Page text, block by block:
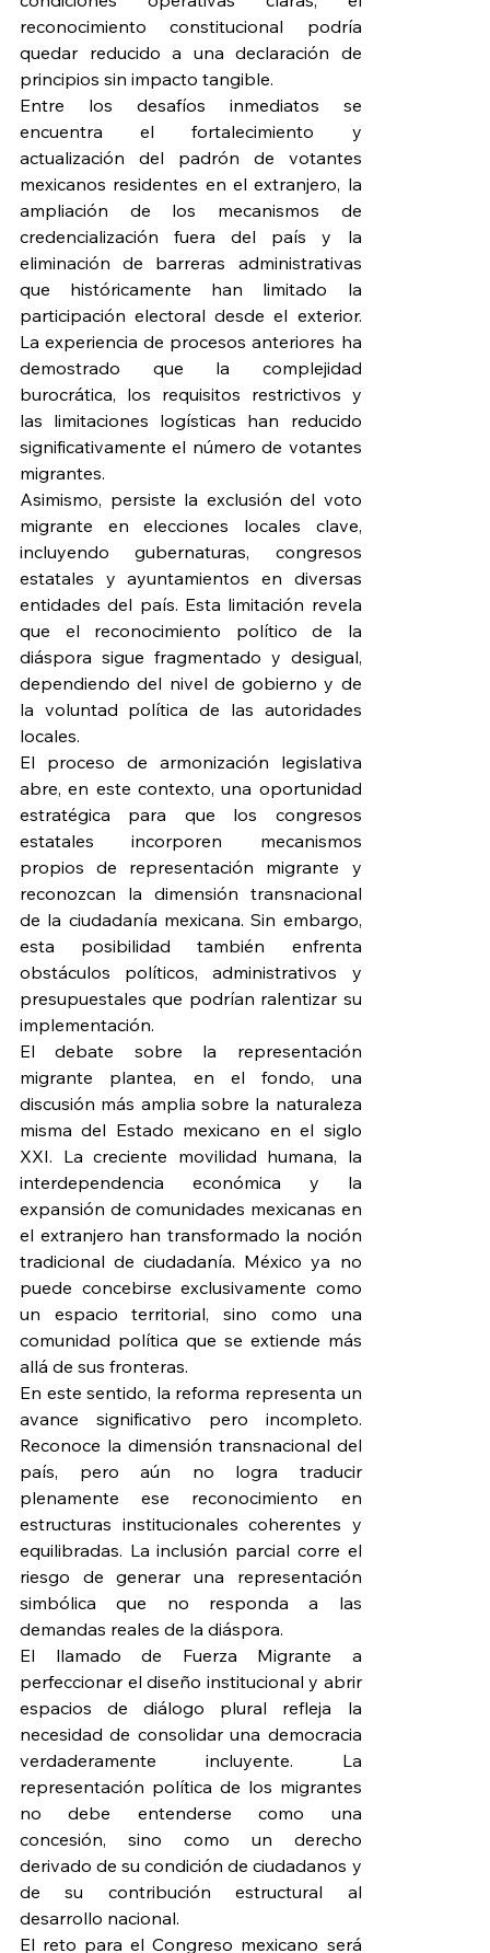
reconocimiento constitucional podría
quedar reducido a una declaración de
principios sin impacto tangible.
Entre los desafíos inmediatos se
encuentra el fortalecimiento y
actualización del padrón de votantes
mexicanos residentes en el extranjero, la
ampliación de los mecanismos de
credencialización fuera del país y la
eliminación de barreras administrativas
que históricamente han limitado la
participación electoral desde el exterior.
La experiencia de procesos anteriores ha
demostrado que la complejidad
burocrática, los requisitos restrictivos y
las limitaciones logísticas han reducido
significativamente el número de votantes
migrantes.
Asimismo, persiste la exclusión del voto
migrante en elecciones locales clave,
incluyendo gubernaturas, congresos
estatales y ayuntamientos en diversas
entidades del país. Esta limitación revela
que el reconocimiento político de la
diáspora sigue fragmentado y desigual,
dependiendo del nivel de gobierno y de
la voluntad política de las autoridades
locales.
El proceso de armonización legislativa
abre, en este contexto, una oportunidad
estratégica para que los congresos
estatales incorporen mecanismos
propios de representación migrante y
reconozcan la dimensión transnacional
de la ciudadanía mexicana. Sin embargo,
esta posibilidad también enfrenta
obstáculos políticos, administrativos y
presupuestales que podrían ralentizar su
implementación.
El debate sobre la representación
migrante plantea, en el fondo, una
discusión más amplia sobre la naturaleza
misma del Estado mexicano en el siglo
XXI. La creciente movilidad humana, la
interdependencia económica y la
expansión de comunidades mexicanas en
el extranjero han transformado la noción
tradicional de ciudadanía. México ya no
puede concebirse exclusivamente como
un espacio territorial, sino como una
comunidad política que se extiende más
allá de sus fronteras.
En este sentido, la reforma representa un
avance significativo pero incompleto.
Reconoce la dimensión transnacional del
país, pero aún no logra traducir
plenamente ese reconocimiento en
estructuras institucionales coherentes y
equilibradas. La inclusión parcial corre el
riesgo de generar una representación
simbólica que no responda a las
demandas reales de la diáspora.
El llamado de Fuerza Migrante a
perfeccionar el diseño institucional y abrir
espacios de diálogo plural refleja la
necesidad de consolidar una democracia
verdaderamente incluyente. La
representación política de los migrantes
no debe entenderse como una
concesión, sino como un derecho
derivado de su condición de ciudadanos y
de su contribución estructural al
desarrollo nacional.
El reto para el Congreso mexicano será